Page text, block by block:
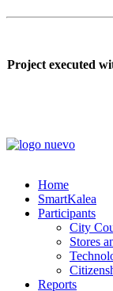
Project executed
Home
SmartKalea
Participants
City
Stores
Reports